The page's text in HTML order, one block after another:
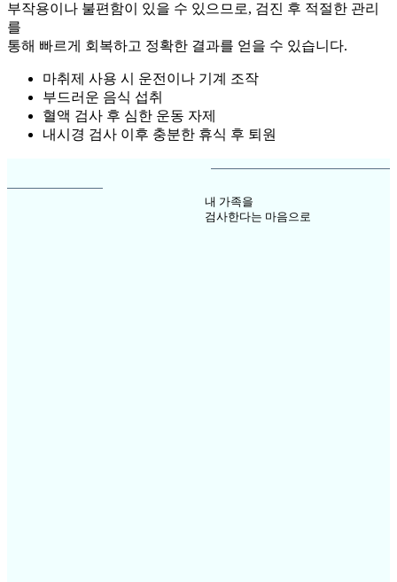
부작용이나 불편함이 있을 수 있으므로, 검진 후 적절한 관리
를
통해 빠르게 회복하고 정확한 결과를 얻을 수 있습니다.
마취제 사용 시 운전이나 기계 조작
부드러운 음식 섭취
혈액 검사 후 심한 운동 자제
내시경 검사 이후 충분한 휴식 후 퇴원
내 가족을
검사한다는 마음으로